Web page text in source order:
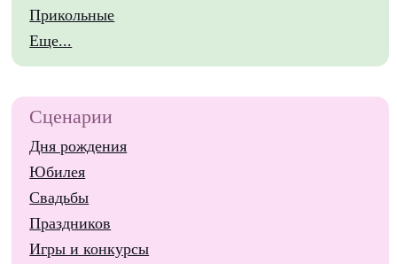
Прикольные
Еще...
Сценарии
Дня рождения
Юбилея
Свадьбы
Праздников
Игры и конкурсы